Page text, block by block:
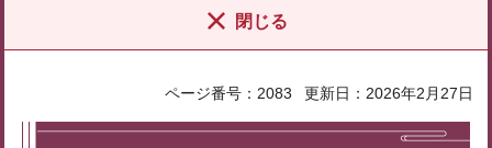
閉じる
ページ番号：2083 更新日：2026年2月27日